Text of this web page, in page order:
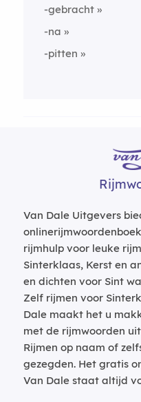
-gebracht
-na
-pitten
Van Dale Uitgevers
rijmhulp voor leuke
Sinterklaas, Kerst en
en dichten voor Sint
Zelf rijmen voor
Dale maakt het u
met de rijmwoorden
Rijmen op naam of
gezegden. Het gratis
Van Dale staat altijd